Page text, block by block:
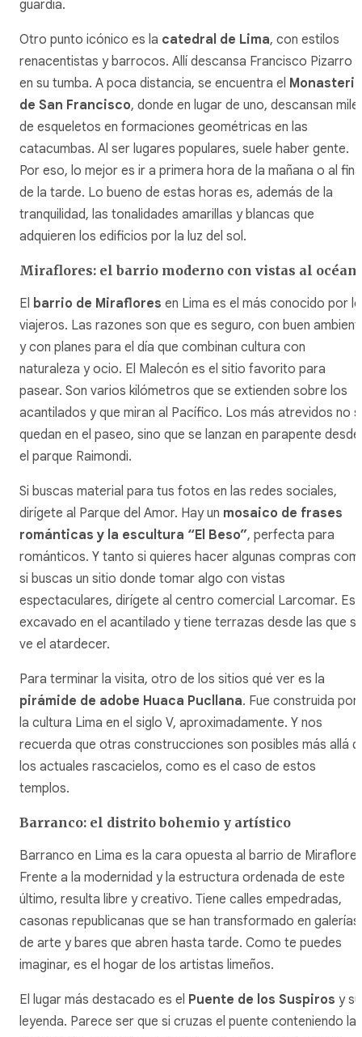
guardia.
Otro punto icónico es la catedral de Lima, con estilos
renacentistas y barrocos. Allí descansa Francisco Pizarro
en su tumba. A poca distancia, se encuentra el Monasterio
de San Francisco, donde en lugar de uno, descansan
de esqueletos en formaciones geométricas en las
catacumbas. Al ser lugares populares, suele haber gente.
Por eso, lo mejor es ir a primera hora de la mañana o al
de la tarde. Lo bueno de estas horas es, además de la
tranquilidad, las tonalidades amarillas y blancas que
adquieren los edificios por la luz del sol.
Miraflores: el barrio moderno con vistas al
El barrio de Miraflores en Lima es el más conocido por
viajeros. Las razones son que es seguro, con buen
y con planes para el día que combinan cultura con
naturaleza y ocio. El Malecón es el sitio favorito para
pasear. Son varios kilómetros que se extienden sobre los
acantilados y que miran al Pacífico. Los más atrevidos no
quedan en el paseo, sino que se lanzan en parapente desde
el parque Raimondi.
Si buscas material para tus fotos en las redes sociales,
dirígete al Parque del Amor. Hay un mosaico de frases
románticas y la escultura “El Beso”, perfecta para
románticos. Y tanto si quieres hacer algunas compras
si buscas un sitio donde tomar algo con vistas
espectaculares, dirígete al centro comercial Larcomar.
excavado en el acantilado y tiene terrazas desde las que
ve el atardecer.
Para terminar la visita, otro de los sitios qué ver es la
pirámide de adobe Huaca Pucllana. Fue construida por
la cultura Lima en el siglo V, aproximadamente. Y nos
recuerda que otras construcciones son posibles más allá
los actuales rascacielos, como es el caso de estos
templos.
Barranco: el distrito bohemio y artístico
Barranco en Lima es la cara opuesta al barrio de
Frente a la modernidad y la estructura ordenada de este
último, resulta libre y creativo. Tiene calles empedradas,
casonas republicanas que se han transformado en galerías
de arte y bares que abren hasta tarde. Como te puedes
imaginar, es el hogar de los artistas limeños.
El lugar más destacado es el Puente de los Suspiros y su
leyenda. Parece ser que si cruzas el puente conteniendo la